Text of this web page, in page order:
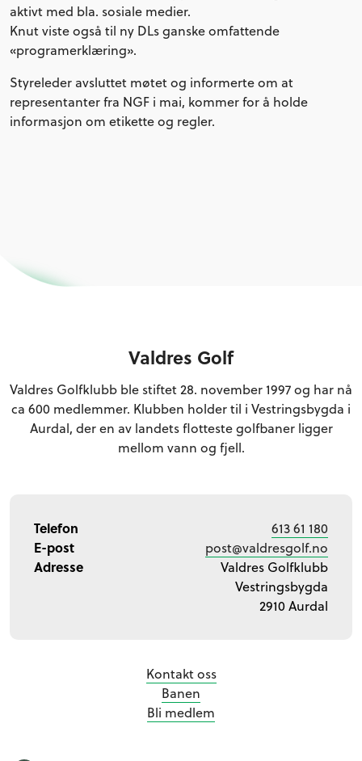
aktivt med bla. sosiale medier.
Knut viste også til ny DLs ganske omfattende
«programerklæring».
Styreleder avsluttet møtet og informerte om at
representanter fra NGF i mai, kommer for å holde
informasjon om etikette og regler.
Valdres Golf
Valdres Golfklubb ble stiftet 28. november 1997 og har nå
ca 600 medlemmer. Klubben holder til i Vestringsbygda i
Aurdal, der en av landets flotteste golfbaner ligger
mellom vann og fjell.
Telefon 613 61 180
E-post post@valdresgolf.no
Adresse
Valdres Golfklubb
Vestringsbygda
2910 Aurdal
Kontakt oss
Banen
Bli medlem